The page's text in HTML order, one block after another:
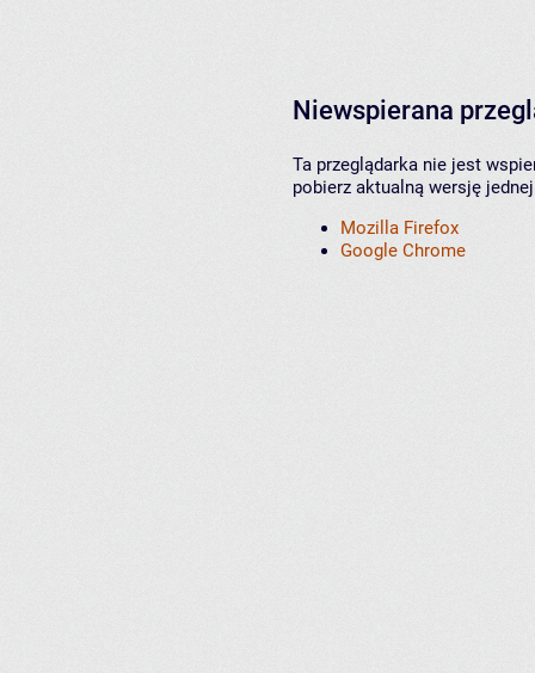
Niewspierana
Ta przeglądarka nie jest
pobierz aktualną wersję
Mozilla Firefox
Google Chrome